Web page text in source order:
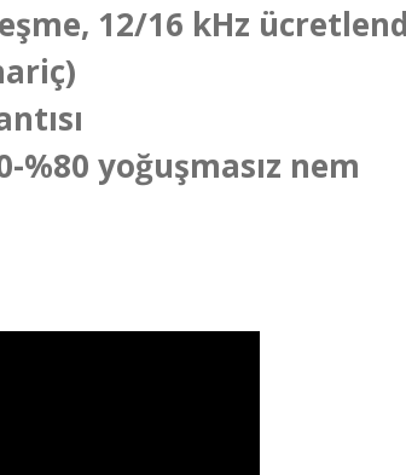
12/16 kHz
%80 yoğuşmasız nem